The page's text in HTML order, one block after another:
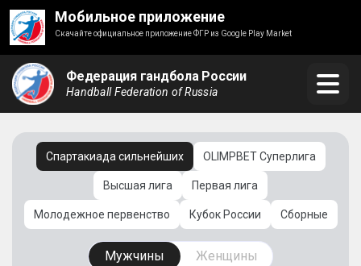
Мобильное приложение
Скачайте официальное приложение ФГР из Google Play Market
Федерация гандбола России
Handball Federation of Russia
Спартакиада сильнейших OLIMPBET Суперлига
Высшая лига Первая лига
Молодежное первенство Кубок России Сборные
Мужчины Женщины